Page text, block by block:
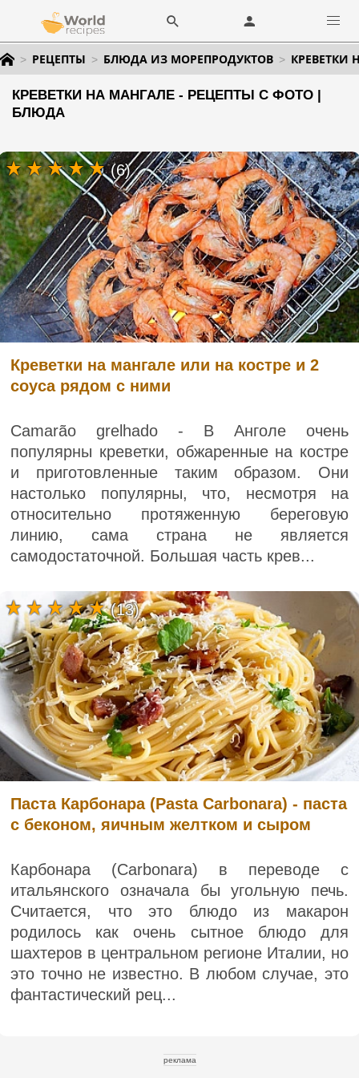
РЕЦЕПТЫ БЛЮДА ИЗ МОРЕПРОДУКТОВ КРЕВЕТКИ
КРЕВЕТКИ НА МАНГАЛЕ - РЕЦЕПТЫ С ФОТО |
БЛЮДА
Креветки на мангале или на костре и 2
соуса рядом с ними
Camarão grelhado - В Анголе очень
популярны креветки, обжаренные на костре
и приготовленные таким образом. Они
настолько популярны, что, несмотря на
относительно протяженную береговую
линию, сама страна не является
самодостаточной. Большая часть крев...
(6)
Паста Карбонара (Pasta Carbonara) - паста
с беконом, яичным желтком и сыром
Карбонара (Carbonara) в переводе с
итальянского означала бы угольную печь.
Считается, что это блюдо из макарон
родилось как очень сытное блюдо для
шахтеров в центральном регионе Италии, но
это точно не известно. В любом случае, это
фантастический рец...
(13)
реклама